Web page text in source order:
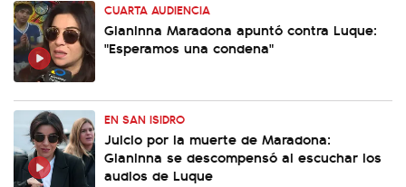
CUARTA AUDIENCIA
Gianinna Maradona apuntó contra Luque:
"Esperamos una condena"
EN SAN ISIDRO
Juicio por la muerte de Maradona:
Gianinna se descompensó al escuchar los
audios de Luque